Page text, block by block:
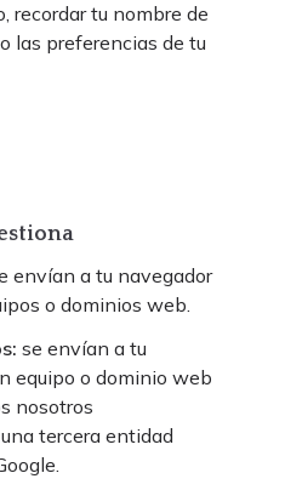
recordar tu nombre de
las preferencias de tu
envían a tu navegador
o dominios web.
se envían a tu
equipo o dominio web
nosotros
tercera entidad